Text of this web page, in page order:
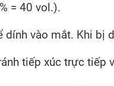
= 40 vol.).
dính vào mắt. Khi
tiếp xúc trực